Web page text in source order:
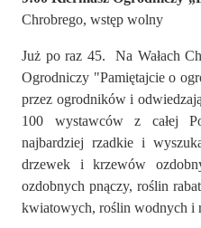
Chrobrego, wstęp wolny
Już po raz 45. Na Wałach
Ogrodniczy "Pamiętajcie o
przez ogrodników i
100 wystawców z całej
najbardziej rzadkie i
drzewek i krzewów
ozdobnych pnączy, roślin
kwiatowych, roślin wodnych i